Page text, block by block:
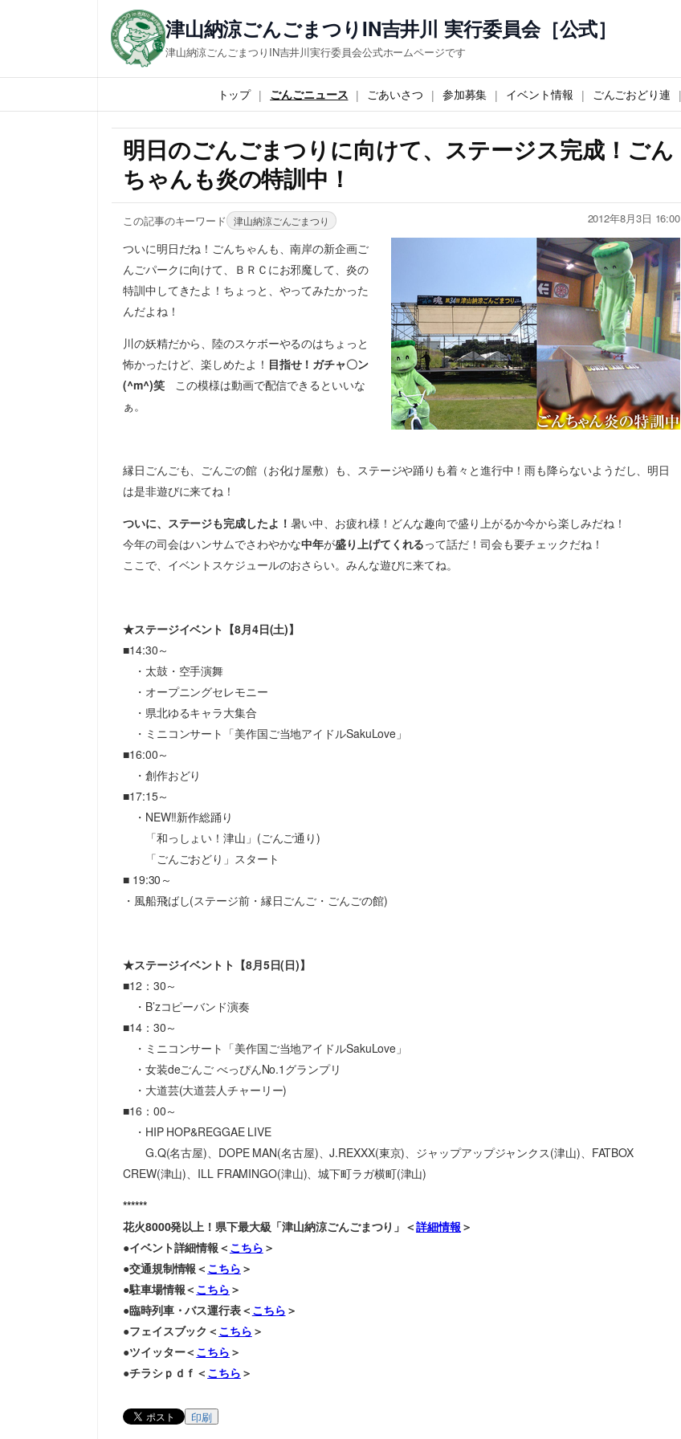
津山納涼ごんごまつりIN吉井川 実行委員会［公式］
津山納涼ごんごまつりIN吉井川実行委員会公式ホームページです
トップ ごんごニュース ごあいさつ 参加募集 イベント情報 ごんごおどり連
明日のごんごまつりに向けて、ステージス完成！ごん
ちゃんも炎の特訓中！
この記事のキーワード 津山納涼ごんごまつり 2012年8月3日 16:00
ついに明日だね！ごんちゃんも、南岸の新企画ご
んごパークに向けて、ＢＲＣにお邪魔して、炎の
特訓中してきたよ！ちょっと、やってみたかった
んだよね！
川の妖精だから、陸のスケボーやるのはちょっと
怖かったけど、楽しめたよ！ 目指せ！ガチャ〇ン
(^m^)笑この模様は動画で配信できるといいな
ぁ。
縁日ごんごも、ごんごの館（お化け屋敷）も、ステージや踊りも着々と進行中！雨も降らないようだし、明日
は是非遊びに来てね！
ついに、ステージも完成したよ！ 暑い中、お疲れ様！どんな趣向で盛り上がるか今から楽しみだね！
今年の司会はハンサムでさわやかな中年が盛り上げてくれるって話だ！司会も要チェックだね！
ここで、イベントスケジュールのおさらい。みんな遊びに来てね。
★ステージイベント【8月4日(土)】
■14:30～
・太鼓・空手演舞
・オープニングセレモニー
・県北ゆるキャラ大集合
・ミニコンサート「美作国ご当地アイドルSakuLove」
■16:00～
・創作おどり
■17:15～
・NEW!!新作総踊り
「和っしょい！津山」(ごんご通り)
「ごんごおどり」スタート
■ 19:30～
・風船飛ばし(ステージ前・縁日ごんご・ごんごの館)
★ステージイベントト【8月5日(日)】
■12：30～
・B’zコピーバンド演奏
■14：30～
・ミニコンサート「美作国ご当地アイドルSakuLove」
・女装deごんご べっぴんNo.1グランプリ
・大道芸(大道芸人チャーリー)
■16：00～
・HIP HOP&REGGAE LIVE
G.Q(名古屋)、DOPE MAN(名古屋)、J.REXXX(東京)、ジャップアップジャンクス(津山)、FATBOX
CREW(津山)、ILL FRAMINGO(津山)、城下町ラガ横町(津山)
******
花火8000発以上！県下最大級「津山納涼ごんごまつり」＜詳細情報 ＞
●イベント詳細情報＜ こちら ＞
●交通規制情報＜ こちら ＞
●駐車場情報＜ こちら ＞
●臨時列車・バス運行表＜ こちら ＞
●フェイスブック＜ こちら ＞
●ツイッター＜ こちら ＞
●チラシｐｄｆ＜ こちら ＞
印刷